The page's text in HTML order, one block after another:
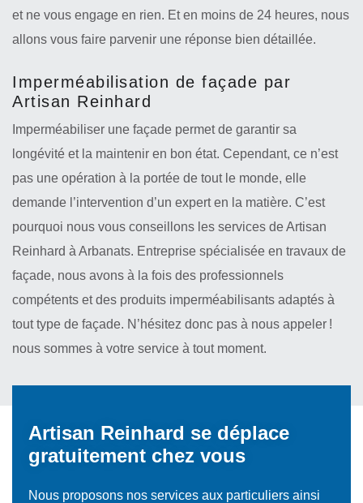
et ne vous engage en rien. Et en moins de 24 heures, nous
allons vous faire parvenir une réponse bien détaillée.
Imperméabilisation de façade par
Artisan Reinhard
Imperméabiliser une façade permet de garantir sa
longévité et la maintenir en bon état. Cependant, ce n’est
pas une opération à la portée de tout le monde, elle
demande l’intervention d’un expert en la matière. C’est
pourquoi nous vous conseillons les services de Artisan
Reinhard à Arbanats. Entreprise spécialisée en travaux de
façade, nous avons à la fois des professionnels
compétents et des produits imperméabilisants adaptés à
tout type de façade. N’hésitez donc pas à nous appeler !
nous sommes à votre service à tout moment.
Artisan Reinhard se déplace
gratuitement chez vous
Nous proposons nos services aux particuliers ainsi